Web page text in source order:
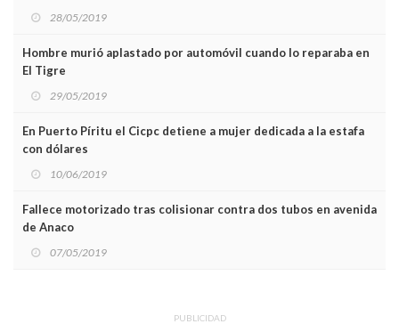
28/05/2019
Hombre murió aplastado por automóvil cuando lo reparaba en
El Tigre
29/05/2019
En Puerto Píritu el Cicpc detiene a mujer dedicada a la estafa
con dólares
10/06/2019
Fallece motorizado tras colisionar contra dos tubos en avenida
de Anaco
07/05/2019
PUBLICIDAD